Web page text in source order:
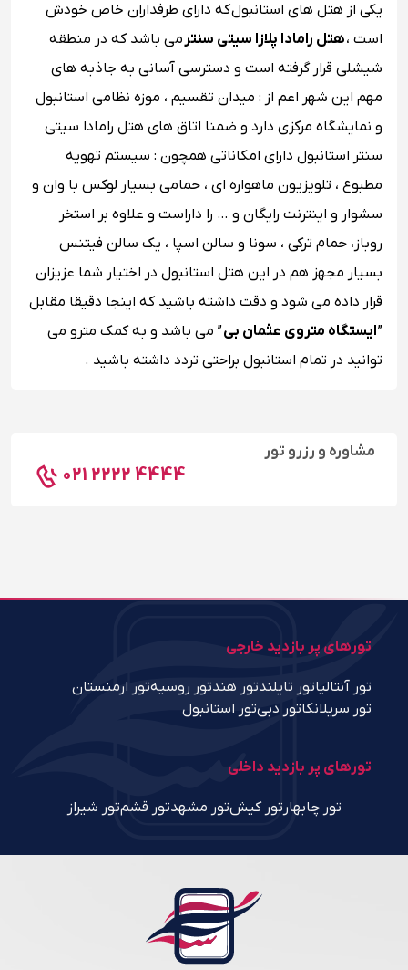
یکی از هتل ‌های استانبول که دارای طرفداران خاص خودش
است ،هتل رامادا پلازا سیتی سنترمی باشد که در منطقه
شیشلی قرار گرفته است و دسترسی آسانی به جاذبه های
مهم این شهر اعم از : میدان تقسیم ، موزه نظامی استانبول
و نمایشگاه مرکزی دارد و ضمنا اتاق‌ های هتل رامادا سیتی
سنتر استانبول دارای امکاناتی همچون : سیستم تهویه
مطبوع ، تلویزیون ماهواره ‌ای ، حمامی بسیار لوکس با وان و
سشوار و اینترنت رایگان و … را داراست و علاوه بر استخر
روباز، حمام ترکی ، سونا و سالن اسپا ، یک سالن فیتنس
بسیار مجهز هم در این هتل استانبول در اختیار شما عزیزان
قرار داده می شود و دقت داشته باشید که اینجا دقیقا مقابل
”ایستگاه متروی عثمان ‌بی” می باشد و به کمک مترو می
‌توانید در تمام استانبول براحتی تردد داشته باشید .
مشاوره و رزرو تور
021 2222 4444
تورهای پر بازدید خارجی
تور آنتالیاتور تایلندتور هندتور روسیهتور ارمنستان
تور سریلانکاتور دبیتور استانبول
تورهای پر بازدید داخلی
تور چابهار تور کیشتور مشهدتور قشمتور شیراز